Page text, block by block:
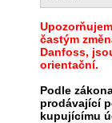
častým
Danfoss,
orientační.
Podle
prodávající
kupujícímu